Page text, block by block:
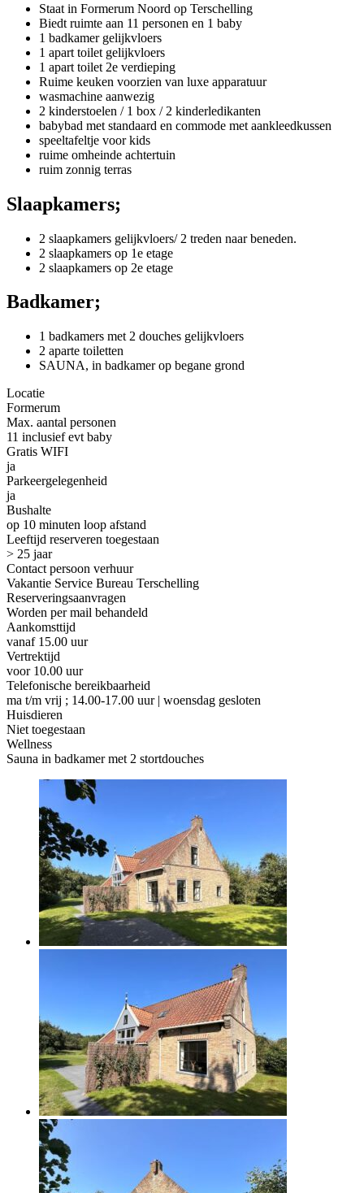
Staat in Formerum Noord op Terschelling
Biedt ruimte aan 11 personen en 1 baby
1 badkamer gelijkvloers
1 apart toilet gelijkvloers
1 apart toilet 2e verdieping
Ruime keuken voorzien van luxe apparatuur
wasmachine aanwezig
2 kinderstoelen / 1 box / 2 kinderledikanten
babybad met standaard en commode met aankleedkussen
speeltafeltje voor kids
ruime omheinde achtertuin
ruim zonnig terras
Slaapkamers;
2 slaapkamers gelijkvloers/ 2 treden naar beneden.
2 slaapkamers op 1e etage
2 slaapkamers op 2e etage
Badkamer;
1 badkamers met 2 douches gelijkvloers
2 aparte toiletten
SAUNA, in badkamer op begane grond
Locatie
Formerum
Max. aantal personen
11 inclusief evt baby
Gratis WIFI
ja
Parkeergelegenheid
ja
Bushalte
op 10 minuten loop afstand
Leeftijd reserveren toegestaan
> 25 jaar
Contact persoon verhuur
Vakantie Service Bureau Terschelling
Reserveringsaanvragen
Worden per mail behandeld
Aankomsttijd
vanaf 15.00 uur
Vertrektijd
voor 10.00 uur
Telefonische bereikbaarheid
ma t/m vrij ; 14.00-17.00 uur | woensdag gesloten
Huisdieren
Niet toegestaan
Wellness
Sauna in badkamer met 2 stortdouches